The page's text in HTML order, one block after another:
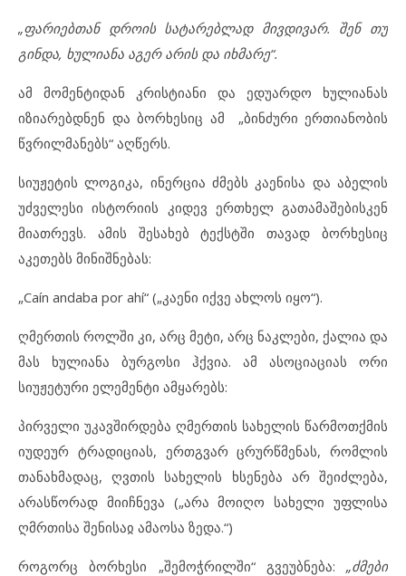
„ფარიებთან დროის სატარებლად მივდივარ. შენ თუ
გინდა, ხულიანა აგერ არის და იხმარე“.
ამ მომენტიდან კრისტიანი და ედუარდო ხულიანას
იზიარებდნენ და ბორხესიც ამ „ბინძური ერთიანობის
წვრილმანებს“ აღწერს.
სიუჟეტის ლოგიკა, ინერცია ძმებს კაენისა და აბელის
უძველესი ისტორიის კიდევ ერთხელ გათამაშებისკენ
მიათრევს. ამის შესახებ ტექსტში თავად ბორხესიც
აკეთებს მინიშნებას:
„Caín andaba por ahí“ („კაენი იქვე ახლოს იყო“).
ღმერთის როლში კი, არც მეტი, არც ნაკლები, ქალია და
მას ხულიანა ბურგოსი ჰქვია. ამ ასოციაციას ორი
სიუჟეტური ელემენტი ამყარებს:
პირველი უკავშირდება ღმერთის სახელის წარმოთქმის
იუდეურ ტრადიციას, ერთგვარ ცრურწმენას, რომლის
თანახმადაც, ღვთის სახელის ხსენება არ შეიძლება,
არასწორად მიიჩნევა („არა მოიღო სახელი უფლისა
ღმრთისა შენისაჲ ამაოსა ზედა.“)
როგორც ბორხესი „შემოჭრილში“ გვეუბნება: „ძმები